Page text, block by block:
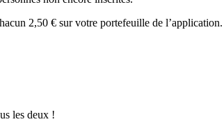
2,50 € sur votre portefeuille de l’application.
les deux !